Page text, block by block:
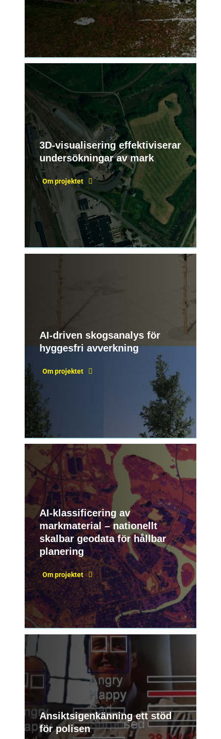
3D-visualisering effektiviserar
undersökningar av mark
Om projektet
AI-driven skogsanalys för
hyggesfri avverkning
Om projektet
AI-klassificering av
markmaterial – nationellt
skalbar geodata för hållbar
planering
Om projektet
Ansiktsigenkänning ett stöd
för polisen